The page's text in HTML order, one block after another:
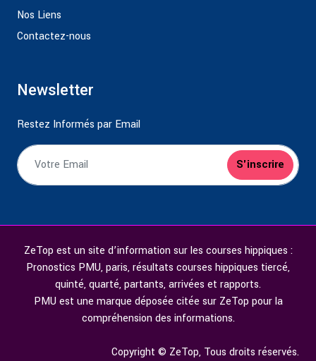
Nos Liens
Contactez-nous
Newsletter
Restez Informés par Email
S'inscrire
ZeTop est un site d’information sur les courses hippiques :
Pronostics PMU, paris, résultats courses hippiques tiercé,
quinté, quarté, partants, arrivées et rapports.
PMU est une marque déposée citée sur ZeTop pour la
compréhension des informations.
Copyright © ZeTop, Tous droits réservés.